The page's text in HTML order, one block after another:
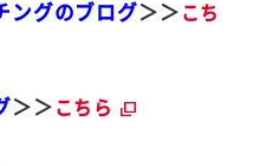
ングのブログ＞＞ こち
＞＞ こちら